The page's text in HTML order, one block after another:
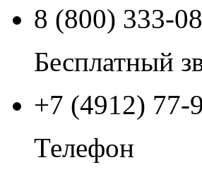
8 (800) 333-
Бесплатный
+7 (4912) 77-
Телефон